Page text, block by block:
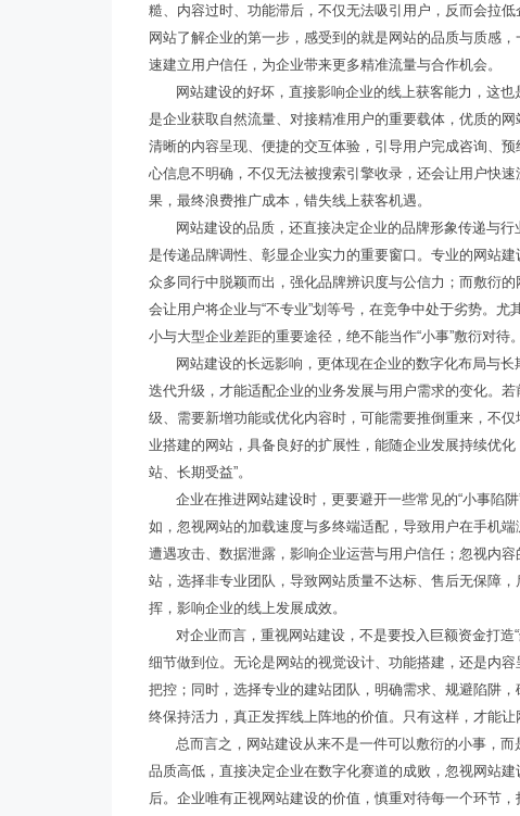
糙、内容过时、功能滞后，不仅无法吸引用户，反而会拉
网站了解企业的第一步，感受到的就是网站的品质与质感
速建立用户信任，为企业带来更多精准流量与合作机会。
网站建设的好坏，直接影响企业的线上获客能力，这
是企业获取自然流量、对接精准用户的重要载体，优质的
清晰的内容呈现、便捷的交互体验，引导用户完成咨询、
心信息不明确，不仅无法被搜索引擎收录，还会让用户快
果，最终浪费推广成本，错失线上获客机遇。
网站建设的品质，还直接决定企业的品牌形象传递与
是传递品牌调性、彰显企业实力的重要窗口。专业的网站
众多同行中脱颖而出，强化品牌辨识度与公信力；而敷衍
会让用户将企业与“不专业”划等号，在竞争中处于劣势。
小与大型企业差距的重要途径，绝不能当作“小事”敷衍对待。
网站建设的长远影响，更体现在企业的数字化布局与
迭代升级，才能适配企业的业务发展与用户需求的变化。
级、需要新增功能或优化内容时，可能需要推倒重来，不
业搭建的网站，具备良好的扩展性，能随企业发展持续优
站、长期受益”。
企业在推进网站建设时，更要避开一些常见的“小事陷
如，忽视网站的加载速度与多终端适配，导致用户在手机
遭遇攻击、数据泄露，影响企业运营与用户信任；忽视内
站，选择非专业团队，导致网站质量不达标、售后无保障
挥，影响企业的线上发展成效。
对企业而言，重视网站建设，不是要投入巨额资金打造
细节做到位。无论是网站的视觉设计、功能搭建，还是内
把控；同时，选择专业的建站团队，明确需求、规避陷阱
终保持活力，真正发挥线上阵地的价值。只有这样，才能
总而言之，网站建设从来不是一件可以敷衍的小事，
品质高低，直接决定企业在数字化赛道的成败，忽视网站
后。企业唯有正视网站建设的价值，慎重对待每一个环节